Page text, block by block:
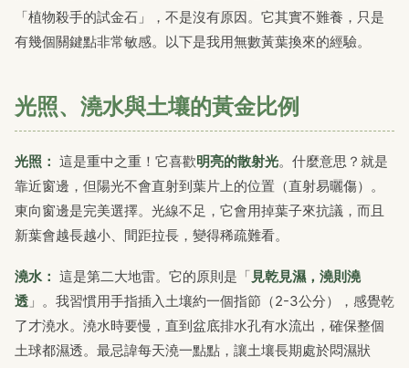
「植物殺手的試金石」，不是沒有原因。它其實不難養，只是
有幾個關鍵點非常敏感。以下是我用無數黃葉換來的經驗。
光照、澆水與土壤的黃金比例
光照： 這是重中之重！它喜歡明亮的散射光。什麼意思？就是
靠近窗邊，但陽光不會直射到葉片上的位置（直射易曬傷）。
東向窗邊是完美選擇。光線不足，它會用掉葉子來抗議，而且
新葉會越長越小、間距拉長，變得稀疏難看。
澆水： 這是第二大地雷。它的原則是「見乾見濕，澆則澆
透 」。我習慣用手指插入土壤約一個指節（2-3公分），感覺乾
了才澆水。澆水時要慢，直到盆底排水孔有水流出，確保整個
土球都濕透。最忌諱每天澆一點點，讓土壤長期處於悶濕狀